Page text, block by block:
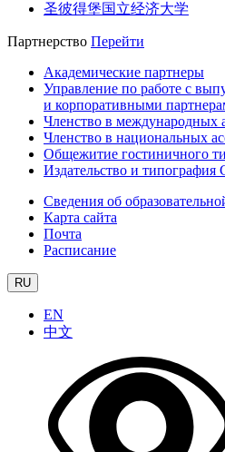
圣彼得堡国立经济大学
Партнерство Перейти
Академические партнеры
Управление по работе с
и корпоративными
Членство в международных
Членство в национальных
Общежитие гостиничного
Издательство и
Сведения об
Карта сайта
Почта
Расписание
RU
EN
中文